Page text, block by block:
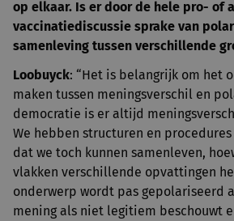
op elkaar. Is er door de hele pro- of
vaccinatiediscussie sprake van
samenleving tussen verschillende
Loobuyck: “Het is belangrijk om het
maken tussen meningsverschil en
democratie is er altijd
We hebben structuren en
dat we toch kunnen samenleven,
vlakken verschillende opvattingen
onderwerp wordt pas gepolariseerd
mening als niet legitiem beschouwt